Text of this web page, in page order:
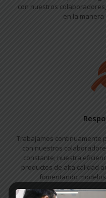
con nuestros
en la manera
Trabajamos continuamente
con nuestros
constante; nuestra
productos de alta calidad
fomentando